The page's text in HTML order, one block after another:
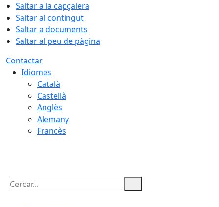
Saltar a la capçalera
Saltar al contingut
Saltar a documents
Saltar al peu de pàgina
Contactar
Idiomes
Català
Castellà
Anglès
Alemany
Francès
Cercar: